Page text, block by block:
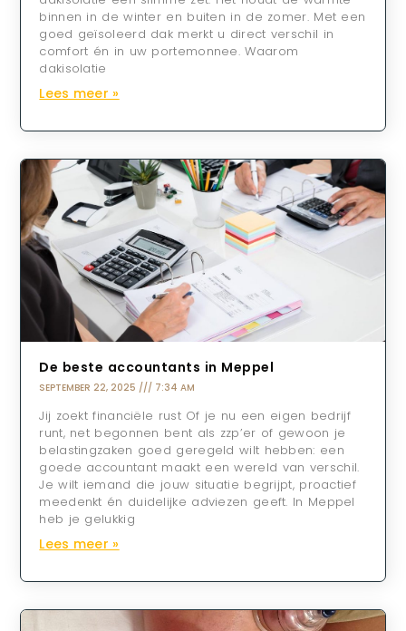
binnen in de winter en buiten in de zomer. Met een
goed geïsoleerd dak merkt u direct verschil in
comfort én in uw portemonnee. Waarom
dakisolatie
Lees meer »
De beste accountants in Meppel
SEPTEMBER 22, 2025 7:34 AM
Jij zoekt financiële rust Of je nu een eigen bedrijf
runt, net begonnen bent als zzp’er of gewoon je
belastingzaken goed geregeld wilt hebben: een
goede accountant maakt een wereld van verschil.
Je wilt iemand die jouw situatie begrijpt, proactief
meedenkt én duidelijke adviezen geeft. In Meppel
heb je gelukkig
Lees meer »